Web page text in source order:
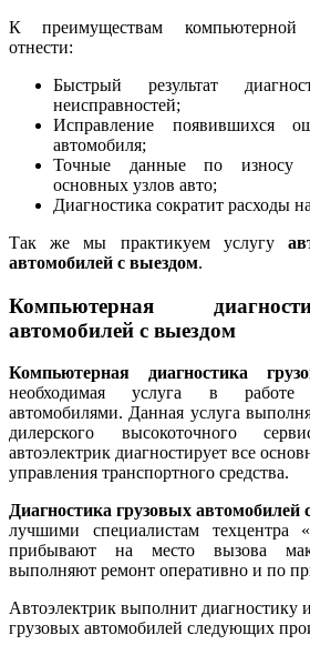
К преимуществам компьютерной
отнести:
Быстрый результат
неисправностей;
Исправление появившихся
автомобиля;
Точные данные по износу и
основных узлов авто;
Диагностика сократит расходы
Так же мы практикуем услугу
автомобилей с выездом.
Компьютерная
автомобилей с выездом
Компьютерная диагностика
необходимая услуга в работе
автомобилями. Данная услуга
дилерского высокоточного
автоэлектрик диагностирует все
управления транспортного средства.
Диагностика грузовых автомобилей
лучшими специалистам техцентра
прибывают на место вызова
выполняют ремонт оперативно и по
Автоэлектрик выполнит диагностику
грузовых автомобилей следующих